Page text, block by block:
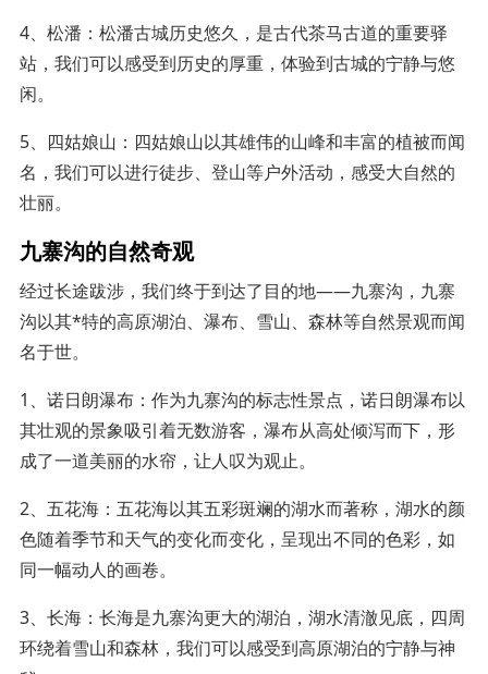
4、松潘：松潘古城历史悠久，是古代茶马古道的重要驿
站，我们可以感受到历史的厚重，体验到古城的宁静与悠
闲。
5、四姑娘山：四姑娘山以其雄伟的山峰和丰富的植被而闻
名，我们可以进行徒步、登山等户外活动，感受大自然的
壮丽。
九寨沟的自然奇观
经过长途跋涉，我们终于到达了目的地——九寨沟，九寨
沟以其*特的高原湖泊、瀑布、雪山、森林等自然景观而闻
名于世。
1、诺日朗瀑布：作为九寨沟的标志性景点，诺日朗瀑布以
其壮观的景象吸引着无数游客，瀑布从高处倾泻而下，形
成了一道美丽的水帘，让人叹为观止。
2、五花海：五花海以其五彩斑斓的湖水而著称，湖水的颜
色随着季节和天气的变化而变化，呈现出不同的色彩，如
同一幅动人的画卷。
3、长海：长海是九寨沟更大的湖泊，湖水清澈见底，四周
环绕着雪山和森林，我们可以感受到高原湖泊的宁静与神